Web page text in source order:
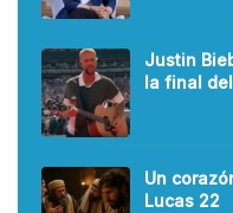
Justin
la final
Un
Lucas 22